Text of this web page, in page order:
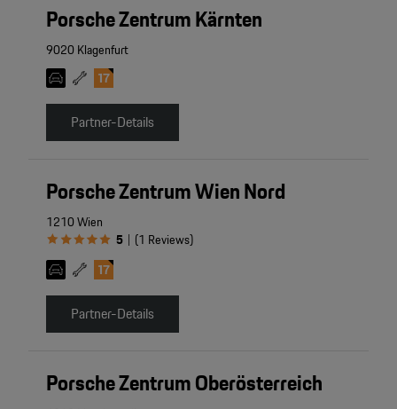
Porsche Zentrum Kärnten
9020 Klagenfurt
Partner-Details
Porsche Zentrum Wien Nord
1210 Wien
5 | (1 Reviews)
Partner-Details
Porsche Zentrum Oberösterreich